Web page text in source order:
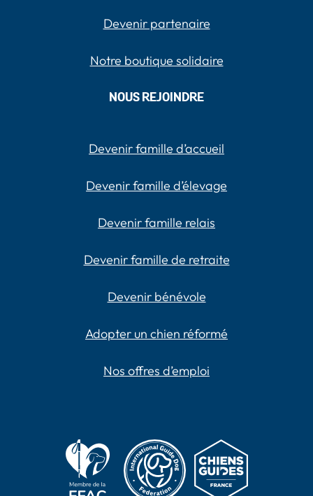
Devenir partenaire
Notre boutique solidaire
NOUS REJOINDRE
Devenir famille d’accueil
Devenir famille d’élevage
Devenir famille relais
Devenir famille de retraite
Devenir bénévole
Adopter un chien réformé
Nos offres d’emploi